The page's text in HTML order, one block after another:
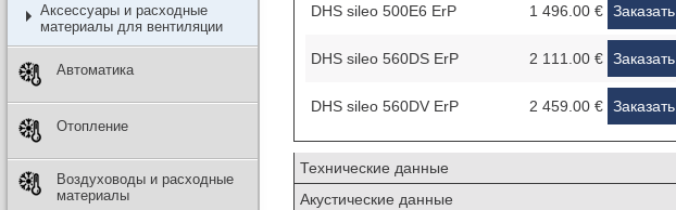
Аксессуары и расходные
материалы для вентиляции
Автоматика
Отопление
Воздуховоды и расходные
материалы
DHS sileo 500E6 ErP 1 496.00 € Заказать
DHS sileo 560DS ErP 2 111.00 € Заказать
DHS sileo 560DV ErP 2 459.00 € Заказать
Технические данные
Акустические данные